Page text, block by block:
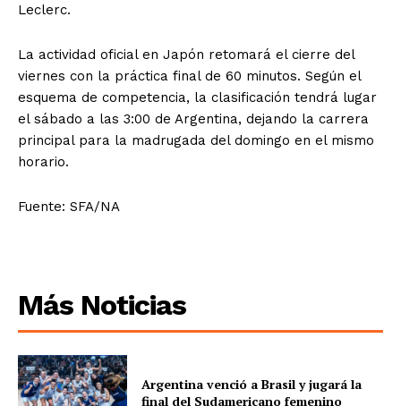
Leclerc.
La actividad oficial en Japón retomará el cierre del
viernes con la práctica final de 60 minutos. Según el
esquema de competencia, la clasificación tendrá lugar
el sábado a las 3:00 de Argentina, dejando la carrera
principal para la madrugada del domingo en el mismo
horario.
Fuente: SFA/NA
Más Noticias
Argentina venció a Brasil y jugará la
final del Sudamericano femenino